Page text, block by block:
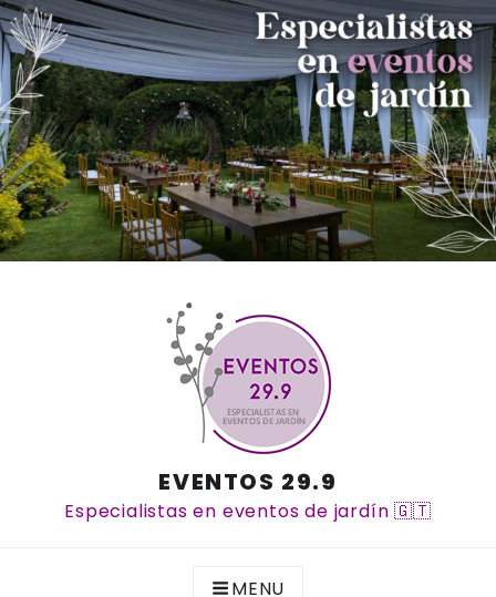
EVENTOS 29.9
Especialistas en eventos de jardín 🇬🇹
MENU